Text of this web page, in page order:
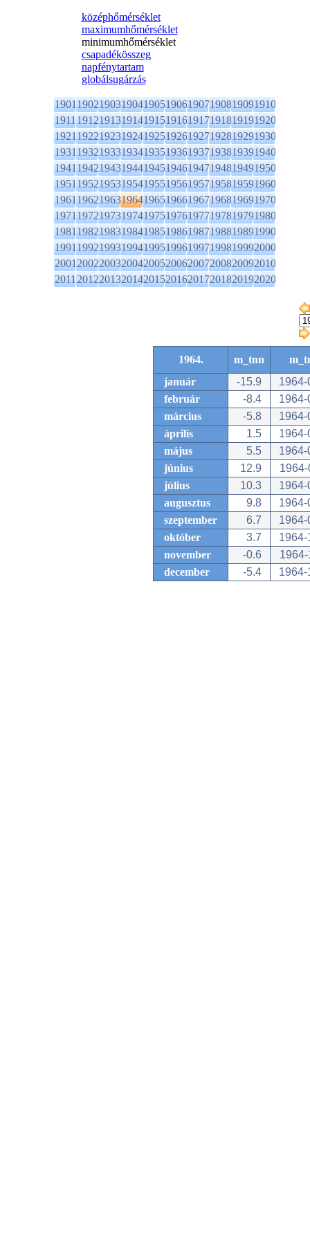
középhőmérséklet
maximumhőmérséklet
minimumhőmérséklet
csapadékösszeg
napfénytartam
globálsugárzás
1901190219031904190519061907190819091910
1911191219131914191519161917191819191920
1921192219231924192519261927192819291930
1931193219331934193519361937193819391940
1941194219431944194519461947194819491950
1951195219531954195519561957195819591960
1961196219631964196519661967196819691970
1971197219731974197519761977197819791980
1981198219831984198519861987198819891990
1991199219931994199519961997199819992000
2001200220032004200520062007200820092010
2011201220132014201520162017201820192020
1964. m_tnn
január
-15.9
1964-
február
-8.4
1964-
március
-5.8
1964-
április
1.5
1964-
május
5.5
1964-
június
12.9
július
10.3
1964-
augusztus
9.8
1964-
szeptember
6.7
1964-
október
3.7
1964-
november
-0.6
december
-5.4 1964-